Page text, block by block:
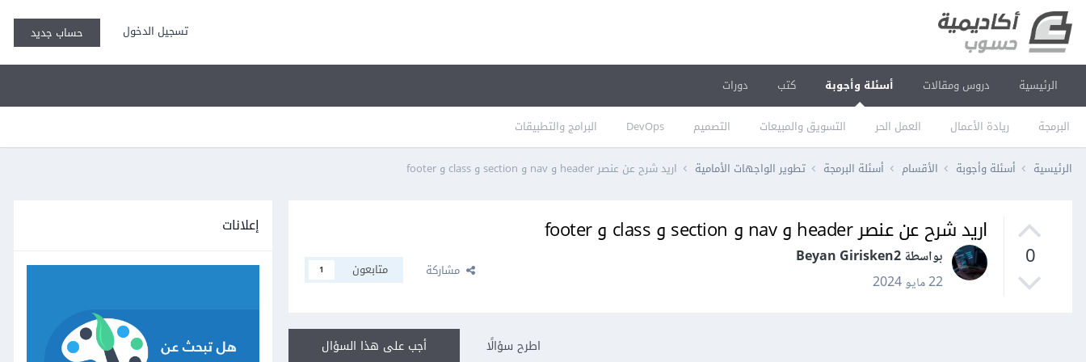
تسجيل الدخول حساب جديد
الرئيسية دروس ومقالات أسئلة وأجوبة
البرمجة ريادة الأعمال العمل الحر التسويق والمبيعات التصميم DevOps البرامج والتطبيقات
كتب دورات
الرئيسية أسئلة وأجوبة الأقسام أسئلة البرمجة تطوير الواجهات الأمامية اريد شرح عن عنصر header و nav و section و class و footer
0
اريد شرح عن عنصر header و nav و section و class و footer
بواسطة Beyan Girisken2
22 مايو 2024
مشاركة متابعون 1
أجب على هذا السؤال اطرح سؤالًا
إعلانات